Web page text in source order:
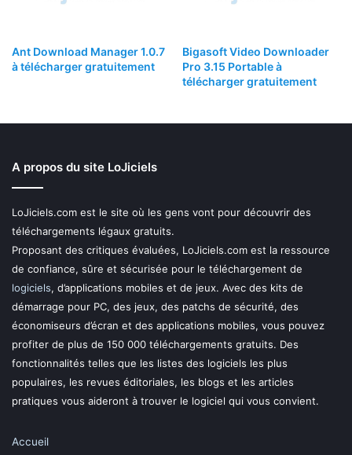
Ant Download Manager 1.0.7
à télécharger gratuitement
Bigasoft Video Downloader
Pro 3.15 Portable à
télécharger gratuitement
A propos du site LoJiciels
LoJiciels.com est le site où les gens vont pour découvrir des
téléchargements légaux gratuits.
Proposant des critiques évaluées, LoJiciels.com est la ressource
de confiance, sûre et sécurisée pour le téléchargement de
logiciels, d’applications mobiles et de jeux. Avec des kits de
démarrage pour PC, des jeux, des patchs de sécurité, des
économiseurs d’écran et des applications mobiles, vous pouvez
profiter de plus de 150 000 téléchargements gratuits. Des
fonctionnalités telles que les listes des logiciels les plus
populaires, les revues éditoriales, les blogs et les articles
pratiques vous aideront à trouver le logiciel qui vous convient.
Accueil